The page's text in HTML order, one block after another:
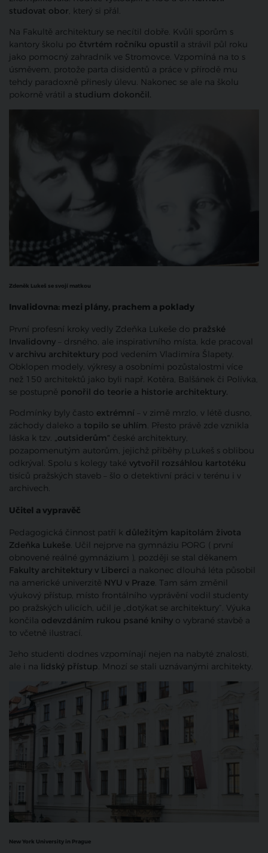
studovat obor, který si přál.
Na Fakultě architektury se necítil dobře. Kvůli sporům s
kantory školu po čtvrtém ročníku opustil a strávil půl roku
jako pomocný zahradník ve Stromovce. Vzpomíná na to s
úsměvem, protože parta disidentů a práce v přírodě mu
tehdy paradoxně přinesly úlevu. Nakonec se ale na školu
pokorně vrátil a studium dokončil.
Zdeněk Lukeš se svojí matkou
Invalidovna: mezi plány, prachem a poklady
První profesní kroky vedly Zdeňka Lukeše do pražské
Invalidovny – drsného, ale inspirativního místa, kde pracoval
v archivu architektury pod vedením Vladimíra Šlapety.
Obklopen modely, výkresy a osobními pozůstalostmi více
než 150 architektů jako byli např. Kotěra, Balšánek či Polívka,
se postupně ponořil do teorie a historie architektury.
Podmínky byly často extrémní – v zimě mrzlo, v létě dusno,
záchody daleko a topilo se uhlím. Přesto právě zde vznikla
láska k tzv. „outsiderům“ české architektury,
pozapomenutým autorům, jejichž příběhy p.Lukeš s oblibou
odkrýval. Spolu s kolegy také vytvořil rozsáhlou kartotéku
tisíců pražských staveb – šlo o detektivní práci v terénu i v
archivech.
Učitel a vypravěč
Pedagogická činnost patří k důležitým kapitolám života
Zdeňka Lukeše. Učil nejprve na gymnáziu PORG ( první
obnovené reálné gymnázium ), později se stal děkanem
Fakulty architektury v Liberci a nakonec dlouhá léta působil
na americké univerzitě NYU v Praze. Tam sám změnil
výukový přístup, místo frontálního vyprávění vodil studenty
po pražských ulicích, učil je „dotýkat se architektury“. Výuka
končila odevzdáním rukou psané knihy o vybrané stavbě a
to včetně ilustrací.
Jeho studenti dodnes vzpomínají nejen na nabyté znalosti,
ale i na lidský přístup. Mnozí se stali uznávanými architekty.
New York University in Prague